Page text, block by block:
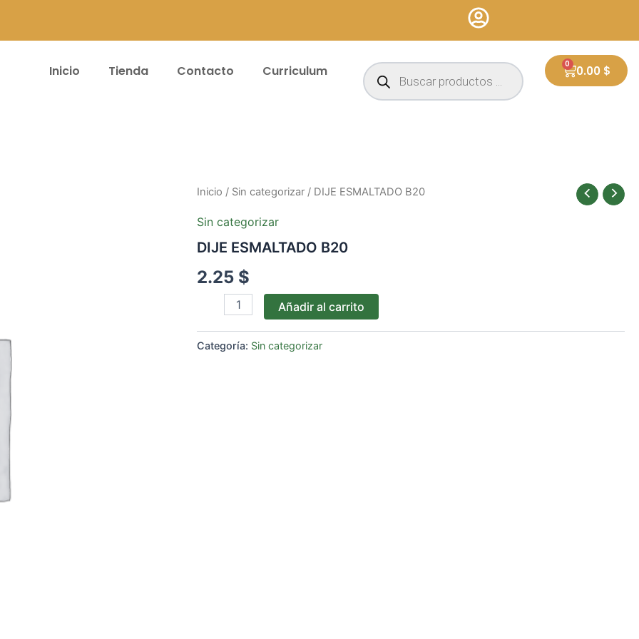
Inicio Tienda Contacto Curriculum
Búsqueda
de
productos
0.00 $
0
Cart
Inicio / Sin categorizar / DIJE ESMALTADO B20
Sin categorizar
DIJE ESMALTADO B20
2.25 $
DIJE
B20
Añadir al carrito
Categoría: Sin categorizar